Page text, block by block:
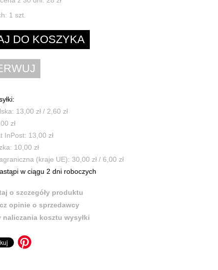
1 szt.
13,00 zł / 2,60 zł
zł
InPost: 13,00 zł
10,00 zł
(kraje UE): 30,00 zł / 6,00 zł
w ciągu 2 dni roboczych
o szczegóły produktu
opinie o sprzedawcy
naliczania kosztu wysyłki